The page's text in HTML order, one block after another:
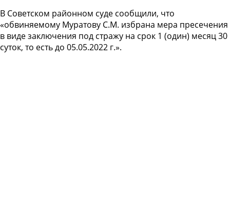
В Советском районном суде сообщили, что
«обвиняемому Муратову С.М. избрана мера пресечения
в виде заключения под стражу на срок 1 (один) месяц 30
суток, то есть до 05.05.2022 г.».